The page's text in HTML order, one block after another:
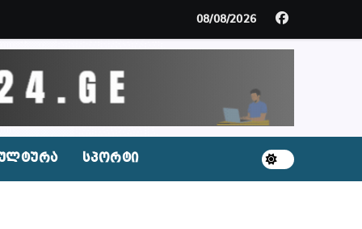
პატიმრობას ითვალისწინებს
შექმნილი რუსი ტურისტებისთვის, ჩვენი
– ეკა კუპატაძე ნანუკა ჟორჟოლიანს
საკანში მოთავსება, საერთაშორისო
ნაცვლად ცხენის ხორცი შეჰქონდათ
08/08/2026
სპორტი